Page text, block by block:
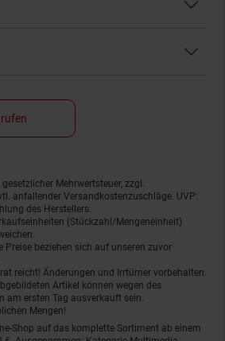
Mehrwertsteuer, zzgl.
anfallender Versandkostenzuschläge. UVP:
des Herstellers.
(Stückzahl/Mengeneinheit)
Preise beziehen sich auf unseren zuvor
reicht! Änderungen und Irrtümer vorbehalten.
Artikel können wegen des
am ersten Tag ausverkauft sein.
Mengen!
Shop auf das komplette Sortiment ab einem